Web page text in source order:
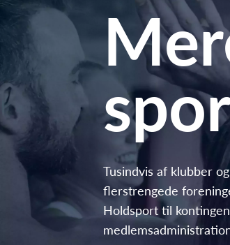
Tusindvis af klubber
flerstrengede
Holdsport til